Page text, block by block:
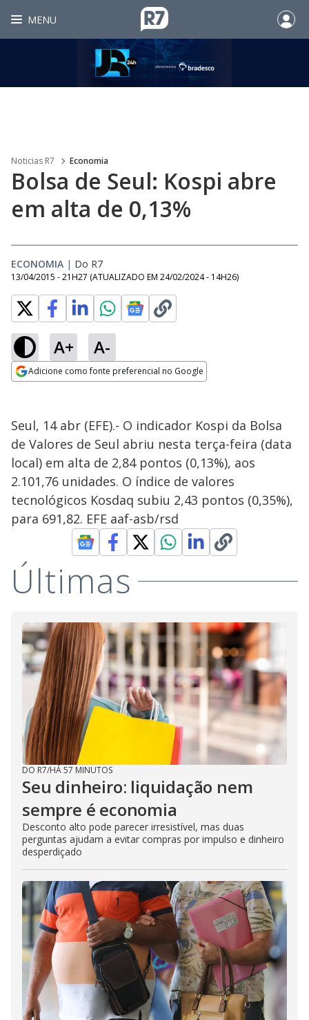
MENU
Noticias R7 Economia
Bolsa de Seul: Kospi abre
em alta de 0,13%
ECONOMIA | Do R7
13/04/2015 - 21H27 (ATUALIZADO EM 24/02/2024 - 14H26)
A+ A-
Adicione como fonte preferencial no Google
Seul, 14 abr (EFE).- O indicador Kospi da Bolsa
de Valores de Seul abriu nesta terça-feira (data
local) em alta de 2,84 pontos (0,13%), aos
2.101,76 unidades. O índice de valores
tecnológicos Kosdaq subiu 2,43 pontos (0,35%),
para 691,82. EFE aaf-asb/rsd
Últimas
DO R7/HÁ 57 MINUTOS
Seu dinheiro: liquidação nem
sempre é economia
Desconto alto pode parecer irresistível, mas duas
perguntas ajudam a evitar compras por impulso e dinheiro
desperdiçado